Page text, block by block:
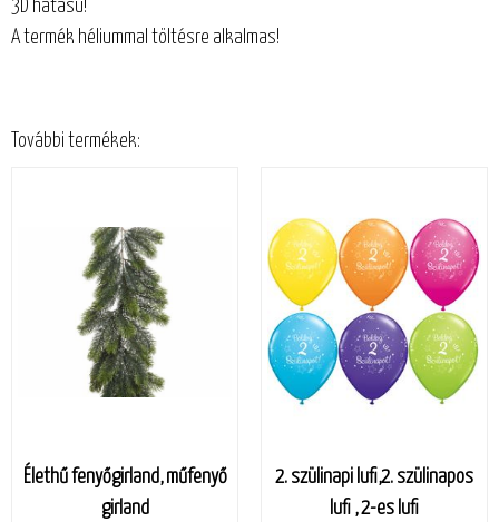
3D hatású!
A termék héliummal töltésre alkalmas!
További termékek:
Élethű fenyőgirland, műfenyő
girland
2. szülinapi lufi,2. szülinapos
lufi , 2-es lufi